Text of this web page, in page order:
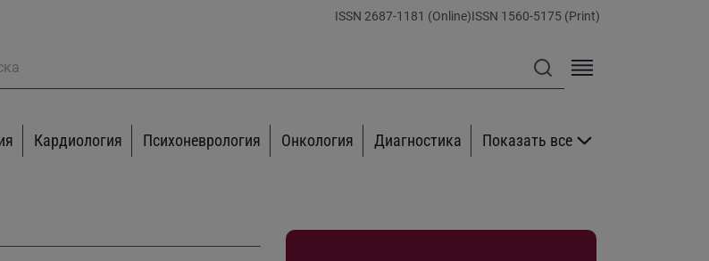
ISSN 2687-1181 (Online)ISSN 1560-5175 (Print)
Кардиология Психоневрология Онкология Диагностика Показать все